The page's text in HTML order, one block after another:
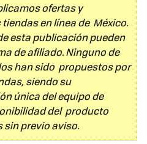
ofertas y
en línea de México.
esta publicación pueden
de afiliado. Ninguno de
han sido propuestos por
siendo su
única del equipo de
del producto
previo aviso.